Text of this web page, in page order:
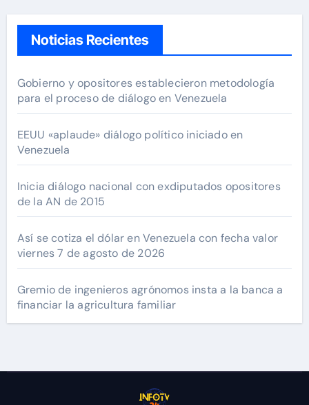
Noticias Recientes
Gobierno y opositores establecieron metodología
para el proceso de diálogo en Venezuela
EEUU «aplaude» diálogo político iniciado en
Venezuela
Inicia diálogo nacional con exdiputados opositores
de la AN de 2015
Así se cotiza el dólar en Venezuela con fecha valor
viernes 7 de agosto de 2026
Gremio de ingenieros agrónomos insta a la banca a
financiar la agricultura familiar